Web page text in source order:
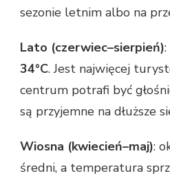
sezonie letnim albo na
Lato (czerwiec–sierpień)
34°C. Jest najwięcej
centrum potrafi być
są przyjemne na dłuższe
Wiosna (kwiecień–maj):
średni, a temperatura